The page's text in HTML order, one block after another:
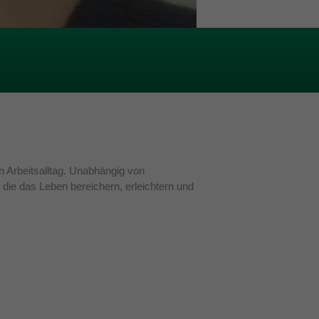
Arbeitsalltag. Unabhängig von
das Leben bereichern, erleichtern und